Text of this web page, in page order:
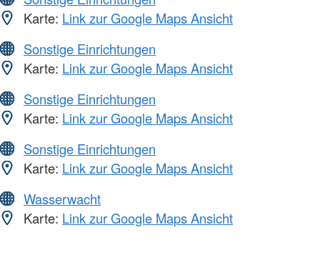
Karte: Link zur Google Maps Ansicht
Sonstige Einrichtungen
Karte: Link zur Google Maps Ansicht
Sonstige Einrichtungen
Karte: Link zur Google Maps Ansicht
Sonstige Einrichtungen
Karte: Link zur Google Maps Ansicht
Wasserwacht
Karte: Link zur Google Maps Ansicht